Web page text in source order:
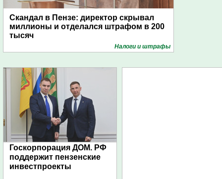
Скандал в Пензе: директор скрывал
миллионы и отделался штрафом в 200
тысяч
Налоги и штрафы
Госкорпорация ДОМ. РФ
поддержит пензенские
инвестпроекты